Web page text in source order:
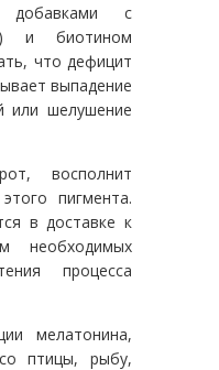
добавками с
и биотином
что дефицит
выпадение
или шелушение
восполнит
пигмента.
в доставке к
необходимых
процесса
мелатонина,
птицы, рыбу,